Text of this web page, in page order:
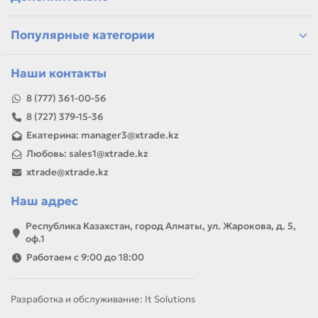
Если параметры в карточке совпадают с вашей моделью
ремонта, заправки, печати или пополнения складского
запаса.
Популярные категории
Наши контакты
8 (777) 361-00-56
8 (727) 379-15-36
Екатерина: manager3@xtrade.kz
Любовь: sales1@xtrade.kz
xtrade@xtrade.kz
Наш адрес
Республика Казахстан, город Алматы, ул. Жарокова, д. 5,
оф.1
Работаем с 9:00 до 18:00
Разработка и обслуживание: It Solutions